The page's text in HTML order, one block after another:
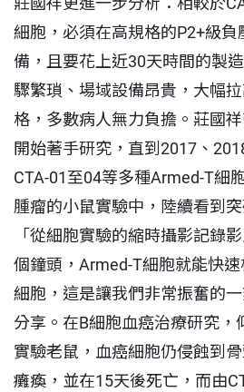
細胞，必須在高規格的P2+級負
備，且要花上近30天時間的製
驟繁瑣、場域設備昂貴，大幅
格，多數病人無力負擔。莊國
開始著手研究，直到2017、
CTA-01至04等多種Armed-T細
腫瘤的小鼠實驗中，陸續看到
「從細胞實驗的縮時攝影記錄
個鐘頭，Armed-T細胞就能快
細胞，這是讓我們非常振奮的
分享。在B細胞血癌治療研究，
實驗老鼠，血癌細胞仍侵蝕到
癱瘓，並在15天後死亡，而由